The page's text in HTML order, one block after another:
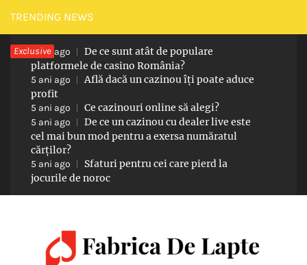
Skip
to
content
TRENDING NEWS
Exclusive
5 ani ago
De ce sunt atât de populare
platformele de casino România?
5 ani ago
Află dacă un cazinou îți poate aduce
profit
5 ani ago Ce cazinouri online să alegi?
5 ani ago
De ce un cazinou cu dealer live este
cel mai bun mod pentru a exersa număratul
cărților?
5 ani ago
Sfaturi pentru cei care pierd la
jocurile de noroc